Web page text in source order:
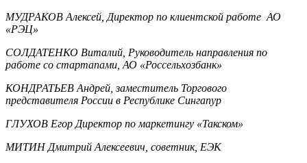
МУДРАКОВ Алексей, Директор по клиентской работе АО
«РЭЦ»
СОЛДАТЕНКО Виталий, Руководитель направления по
работе со стартапами, АО «Россельхозбанк»
КОНДРАТЬЕВ Андрей, заместитель Торгового
представителя России в Республике Сингапур
ГЛУХОВ Егор Директор по маркетингу «Такском»
МИТИН Дмитрий Алексеевич, советник, ЕЭК